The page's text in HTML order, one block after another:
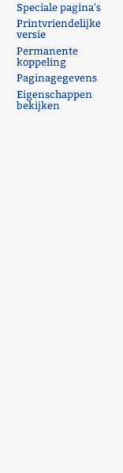
Speciale pagina's
Printvriendelijke
versie
Permanente
koppeling
Paginagegevens
Eigenschappen
bekijken